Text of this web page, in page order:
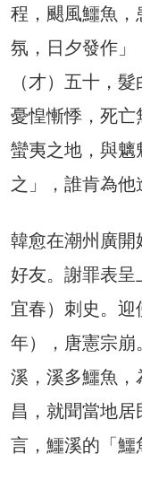
程，颶風鱷魚，
氛，日夕發作」
（才）五十，
憂惶慚悸，死
蠻夷之地，與魑
之」，誰肯為他
韓愈在潮州廣開
好友。謝罪表
宜春）刺史。
年），唐憲宗崩
溪，溪多鱷魚，
昌，就聞當地
言，鱷溪的「鱷